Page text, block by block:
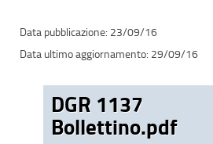
23/09/16
29/09/16
DGR 1137
Bollettino.pdf